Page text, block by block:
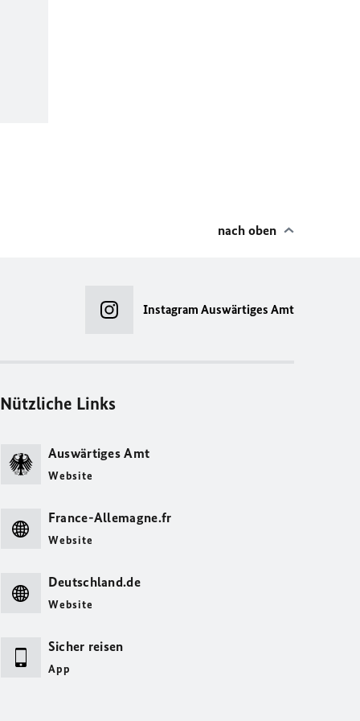
nach oben
Instagram Auswärtiges Amt
Nützliche Links
Auswärtiges Amt
Website
France-Allemagne.fr
Website
Deutschland.de
Website
Sicher reisen
App